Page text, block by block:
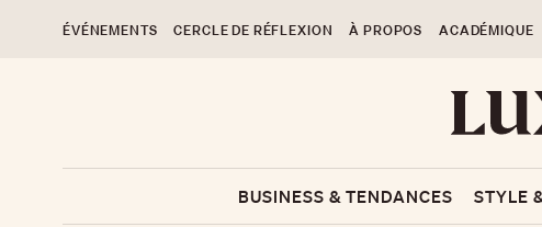
ÉVÉNEMENTS CERCLE DE RÉFLEXION À PROPOS ACADÉMIQUE
BUSINESS & TENDANCES STYLE